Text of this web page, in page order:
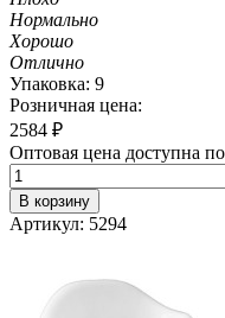
Нормально
Хорошо
Отлично
Упаковка: 9
Розничная цена:
2584 ₽
Оптовая цена доступна
В корзину
Артикул: 5294